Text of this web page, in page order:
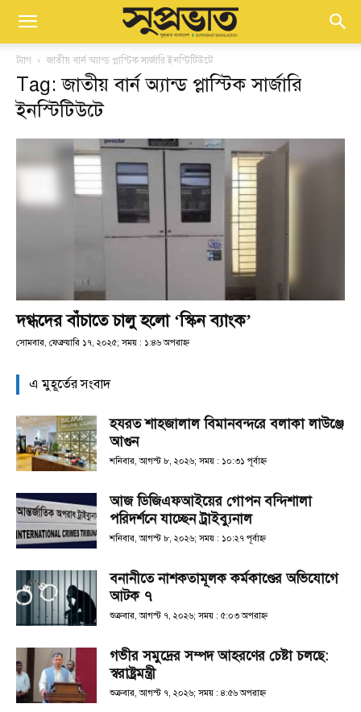
ট্যাগ জাতীয় বার্ন অ্যান্ড প্লাস্টিক সার্জারি ইনস্টিটিউটে
Tag: জাতীয় বার্ন অ্যান্ড প্লাস্টিক সার্জারি
ইনস্টিটিউটে
দগ্ধদের বাঁচাতে চালু হলো ‘স্কিন ব্যাংক’
সোমবার, ফেব্রুয়ারি ১৭, ২০২৫; সময় : ১:৪৬ অপরাহ্ণ
এ মুহূর্তের সংবাদ
হযরত শাহজালাল বিমানবন্দরে বলাকা লাউঞ্জে
আগুন
শনিবার, আগস্ট ৮, ২০২৬; সময় : ১০:৩১ পূর্বাহ্ণ
আজ ডিজিএফআইয়ের গোপন বন্দিশালা
পরিদর্শনে যাচ্ছেন ট্রাইব্যুনাল
শনিবার, আগস্ট ৮, ২০২৬; সময় : ১০:২৭ পূর্বাহ্ণ
বনানীতে নাশকতামূলক কর্মকাণ্ডের অভিযোগে
আটক ৭
শুক্রবার, আগস্ট ৭, ২০২৬; সময় : ৫:০৩ অপরাহ্ণ
গভীর সমুদ্রের সম্পদ আহরণের চেষ্টা চলছে:
স্বরাষ্ট্রমন্ত্রী
শুক্রবার, আগস্ট ৭, ২০২৬; সময় : ৪:৫৬ অপরাহ্ণ